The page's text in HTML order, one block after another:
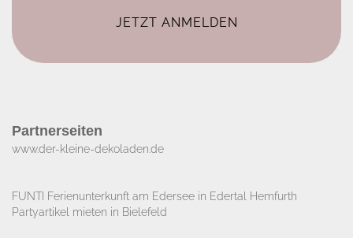
Partnerseiten
www.der-kleine-dekoladen.de​
FUNTI Ferienunterkunft am Edersee in Edertal Hemfurth
Partyartikel mieten in Bielefeld